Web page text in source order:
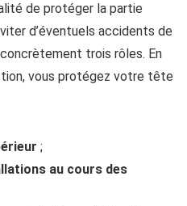
de protéger la partie
d’éventuels accidents de
trois rôles. En
vous protégez votre tête
;
au cours des